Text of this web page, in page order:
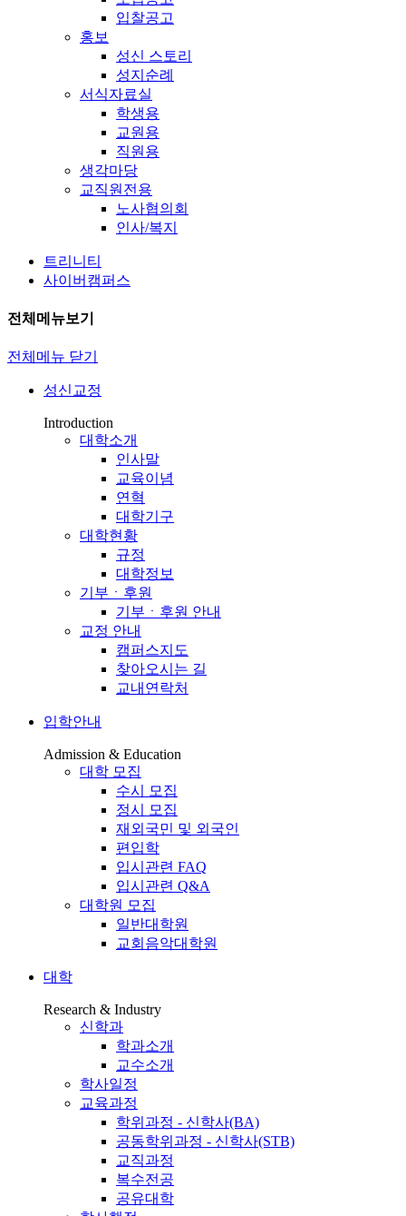
입찰공고
홍보
성신 스토리
성지순례
서식자료실
학생용
교원용
직원용
생각마당
교직원전용
노사협의회
인사/복지
트리니티
사이버캠퍼스
전체메뉴보기
전체메뉴 닫기
성신교정
Introduction
대학소개
인사말
교육이념
연혁
대학기구
대학현황
규정
대학정보
기부ㆍ후원
기부ㆍ후원 안내
교정 안내
캠퍼스지도
찾아오시는 길
교내연락처
입학안내
Admission & Education
대학 모집
수시 모집
정시 모집
재외국민 및 외국인
편입학
입시관련 FAQ
입시관련 Q&A
대학원 모집
일반대학원
교회음악대학원
대학
Research & Industry
신학과
학과소개
교수소개
학사일정
교육과정
학위과정 - 신학사(BA)
공동학위과정 - 신학사(STB)
교직과정
복수전공
공유대학